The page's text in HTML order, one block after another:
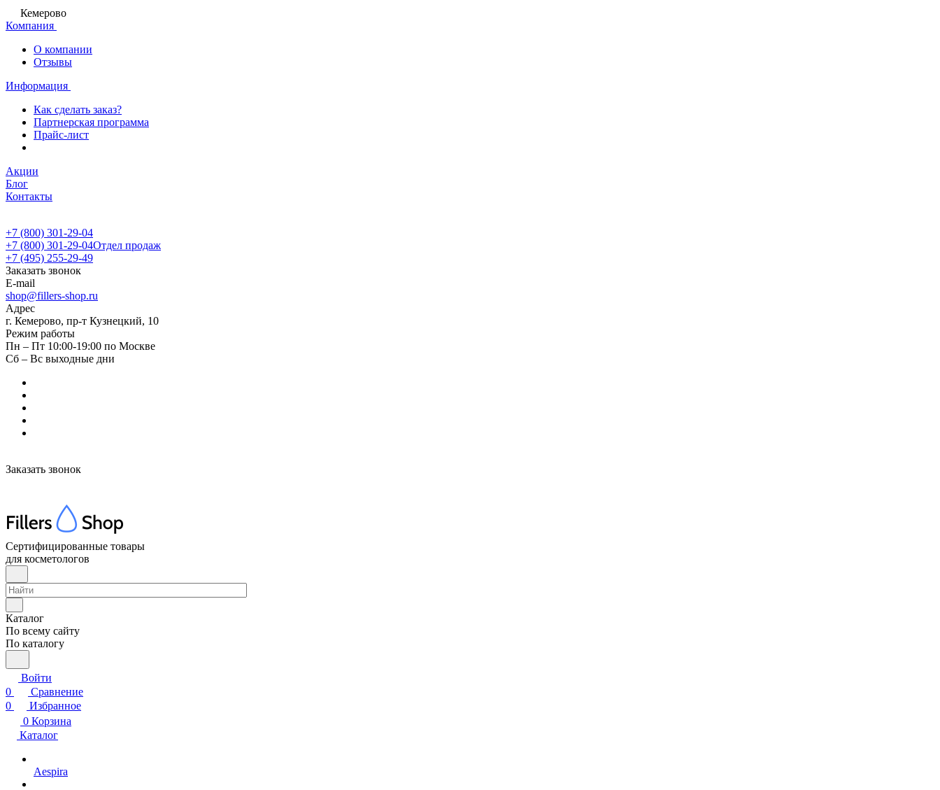
Кемерово
Компания
О компании
Отзывы
Информация
Как сделать заказ?
Партнерская программа
Прайс-лист
Акции
Блог
Контакты
+7 (800) 301-29-04
+7 (800) 301-29-04Отдел продаж
+7 (495) 255-29-49
Заказать звонок
E-mail
shop@fillers-shop.ru
Адрес
г. Кемерово, пр-т Кузнецкий, 10
Режим работы
Пн – Пт 10:00-19:00 по Москве
Сб – Вс выходные дни
Заказать звонок
Сертифицированные товары
для косметологов
Каталог
По всему сайту
По каталогу
Войти
0
Сравнение
0
Избранное
0 Корзина
Каталог
Aespira